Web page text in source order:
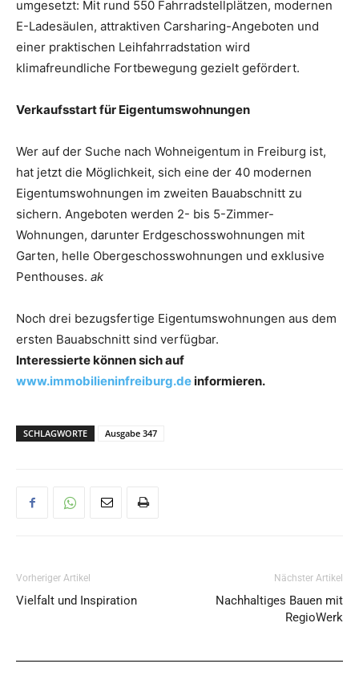
umgesetzt: Mit rund 550 Fahrradstellplätzen, modernen
E-Ladesäulen, attraktiven Carsharing-Angeboten und
einer praktischen Leihfahrradstation wird
klimafreundliche Fortbewegung gezielt gefördert.
Verkaufsstart für Eigentumswohnungen
Wer auf der Suche nach Wohneigentum in Freiburg ist,
hat jetzt die Möglichkeit, sich eine der 40 modernen
Eigentumswohnungen im zweiten Bauabschnitt zu
sichern. Angeboten werden 2- bis 5-Zimmer-
Wohnungen, darunter Erdgeschosswohnungen mit
Garten, helle Obergeschosswohnungen und exklusive
Penthouses. ak
Noch drei bezugsfertige Eigentumswohnungen aus dem
ersten Bauabschnitt sind verfügbar.
Interessierte können sich auf
www.immobilieninfreiburg.deinformieren.
SCHLAGWORTE Ausgabe 347
Vorheriger Artikel
Vielfalt und Inspiration
Nächster Artikel
Nachhaltiges Bauen mit
RegioWerk